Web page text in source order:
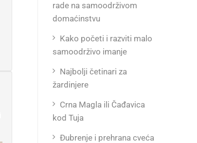
rade na samoodrživom
domaćinstvu
Kako početi i razviti malo
samoodrživo imanje
Najbolji četinari za
žardinjere
Crna Magla ili Čađavica
kod Tuja
Đubrenje i prehrana cveća